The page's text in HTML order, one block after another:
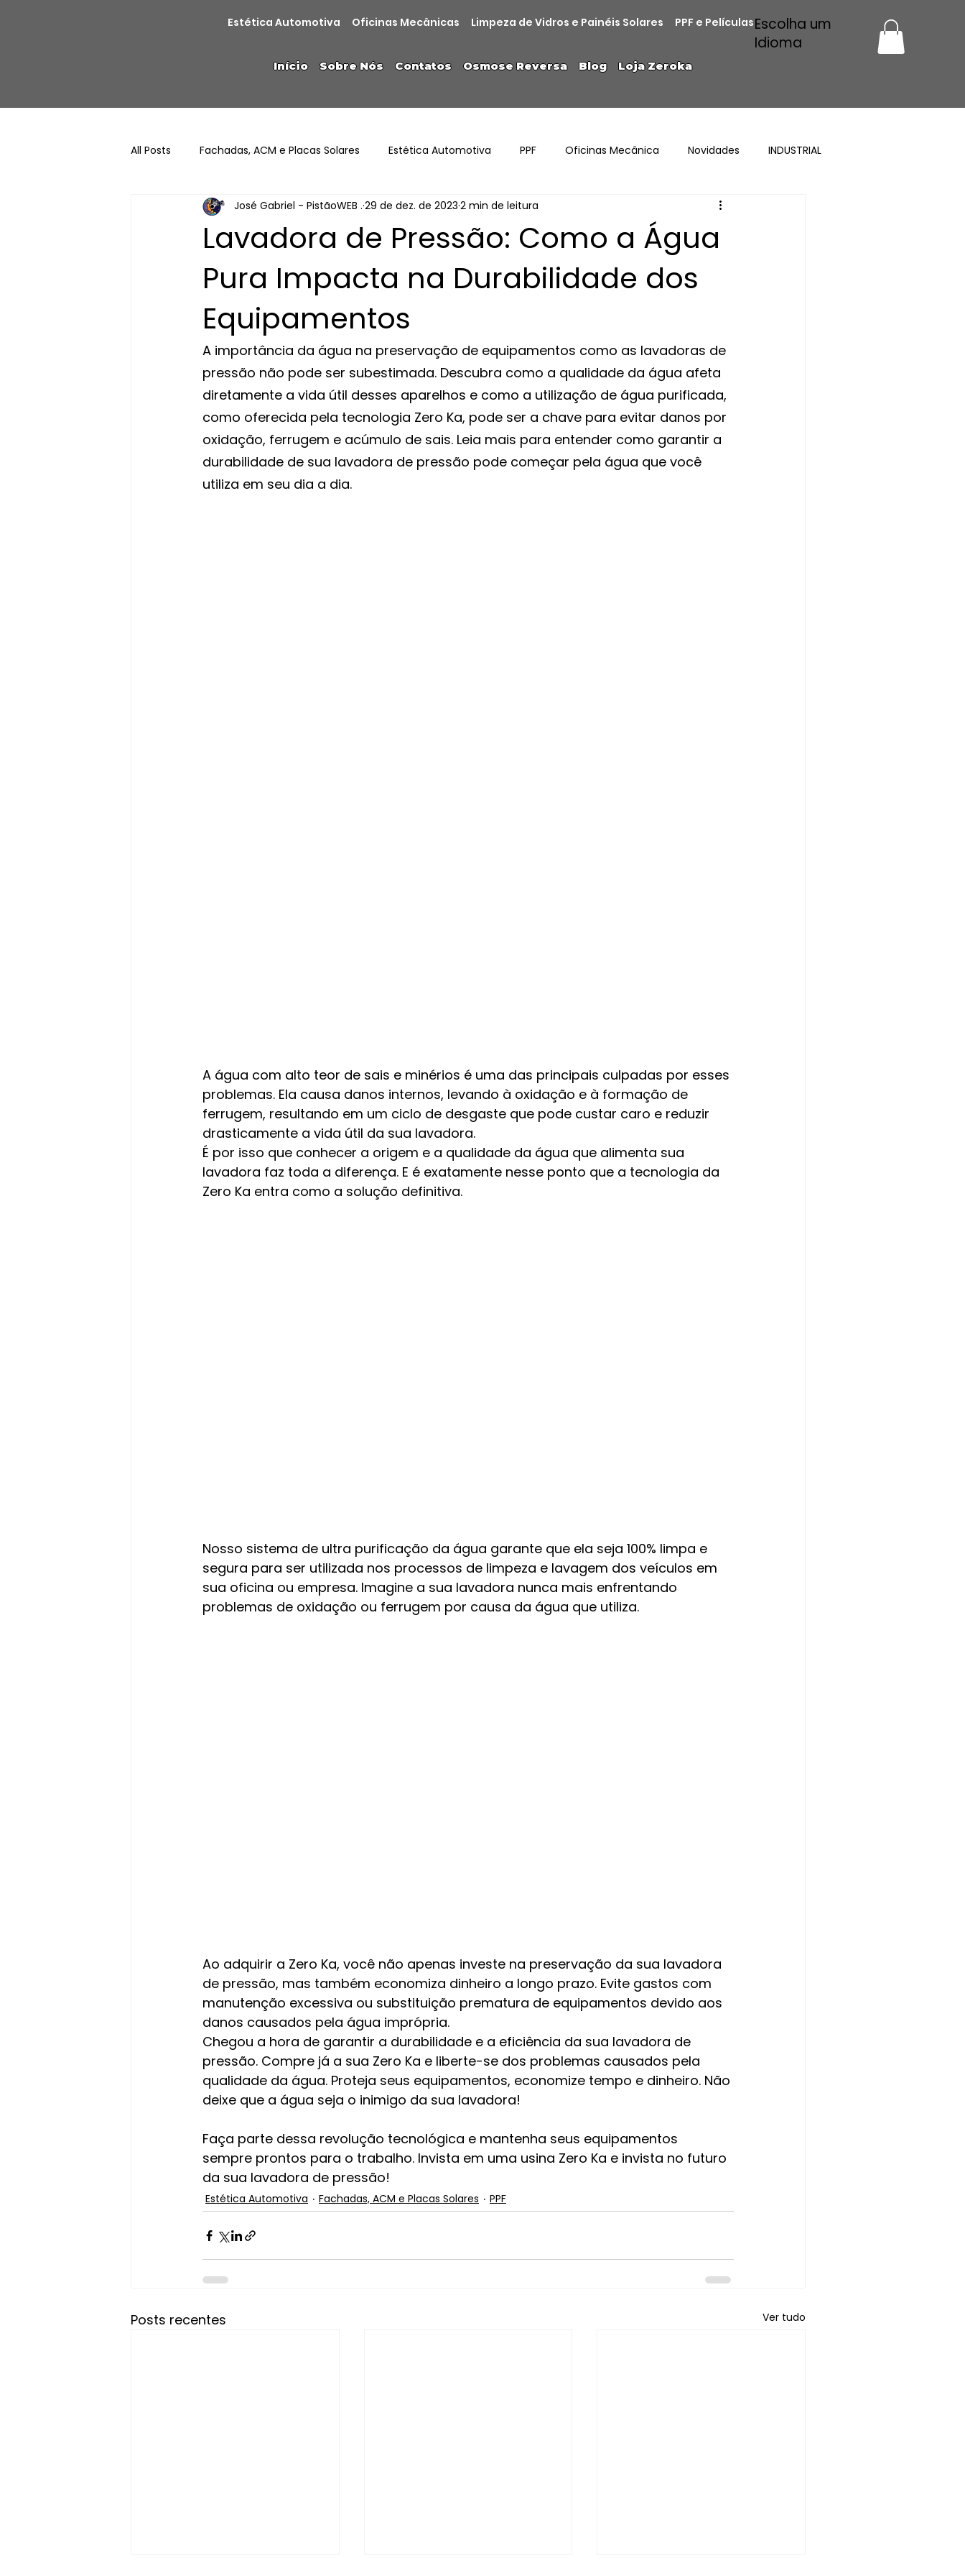
Estética Automotiva Oficinas Mecânicas Limpeza de Vidros e Painéis Solares PPF e PelículasEscolha um
Idioma
Início Sobre Nós Contatos Osmose Reversa Blog Loja Zeroka
All Posts Fachadas, ACM e Placas Solares Estética Automotiva PPF Oficinas Mecânica Novidades INDUSTRIAL
Lavadora de Pressão: Como a Água
Pura Impacta na Durabilidade dos
Equipamentos
José Gabriel - PistãoWEB . 29 de dez. de 2023 2 min de leitura
A importância da água na preservação de equipamentos como as lavadoras de
pressão não pode ser subestimada. Descubra como a qualidade da água afeta
diretamente a vida útil desses aparelhos e como a utilização de água purificada,
como oferecida pela tecnologia Zero Ka, pode ser a chave para evitar danos por
oxidação, ferrugem e acúmulo de sais. Leia mais para entender como garantir a
durabilidade de sua lavadora de pressão pode começar pela água que você
utiliza em seu dia a dia.
A água com alto teor de sais e minérios é uma das principais culpadas por esses
problemas. Ela causa danos internos, levando à oxidação e à formação de
ferrugem, resultando em um ciclo de desgaste que pode custar caro e reduzir
drasticamente a vida útil da sua lavadora.
É por isso que conhecer a origem e a qualidade da água que alimenta sua
lavadora faz toda a diferença. E é exatamente nesse ponto que a tecnologia da
Zero Ka entra como a solução definitiva.
Nosso sistema de ultra purificação da água garante que ela seja 100% limpa e
segura para ser utilizada nos processos de limpeza e lavagem dos veículos em
sua oficina ou empresa. Imagine a sua lavadora nunca mais enfrentando
problemas de oxidação ou ferrugem por causa da água que utiliza.
Ao adquirir a Zero Ka, você não apenas investe na preservação da sua lavadora
de pressão, mas também economiza dinheiro a longo prazo. Evite gastos com
manutenção excessiva ou substituição prematura de equipamentos devido aos
danos causados pela água imprópria.
Chegou a hora de garantir a durabilidade e a eficiência da sua lavadora de
pressão. Compre já a sua Zero Ka e liberte-se dos problemas causados pela
qualidade da água. Proteja seus equipamentos, economize tempo e dinheiro. Não
deixe que a água seja o inimigo da sua lavadora!
Faça parte dessa revolução tecnológica e mantenha seus equipamentos
sempre prontos para o trabalho. Invista em uma usina Zero Ka e invista no futuro
da sua lavadora de pressão!
Estética Automotiva Fachadas, ACM e Placas Solares PPF
Posts recentes Ver tudo